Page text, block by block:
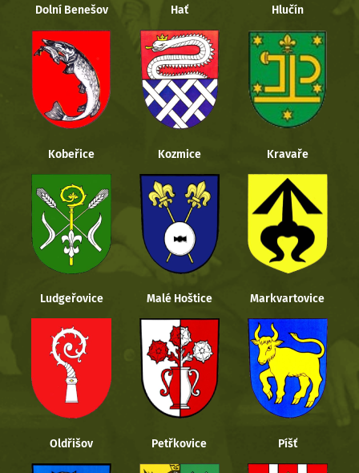
Dolní Benešov Hať Hlučín
Kobeřice Kozmice Kravaře
Ludgeřovice Malé Hoštice Markvartovice
Oldřišov Petřkovice Píšť